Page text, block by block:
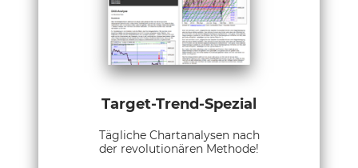
Target-Trend-Spezial
Tägliche Chartanalysen nach
der revolutionären Methode!